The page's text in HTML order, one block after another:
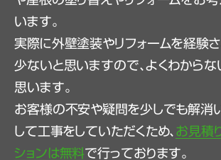
います。
実際に外壁塗装やリフォームを経験
少ないと思いますので、よくわから
思います。
お客様の不安や疑問を少しでも解消
して工事をしていただくため、 お見積
ションは無料で行っております。